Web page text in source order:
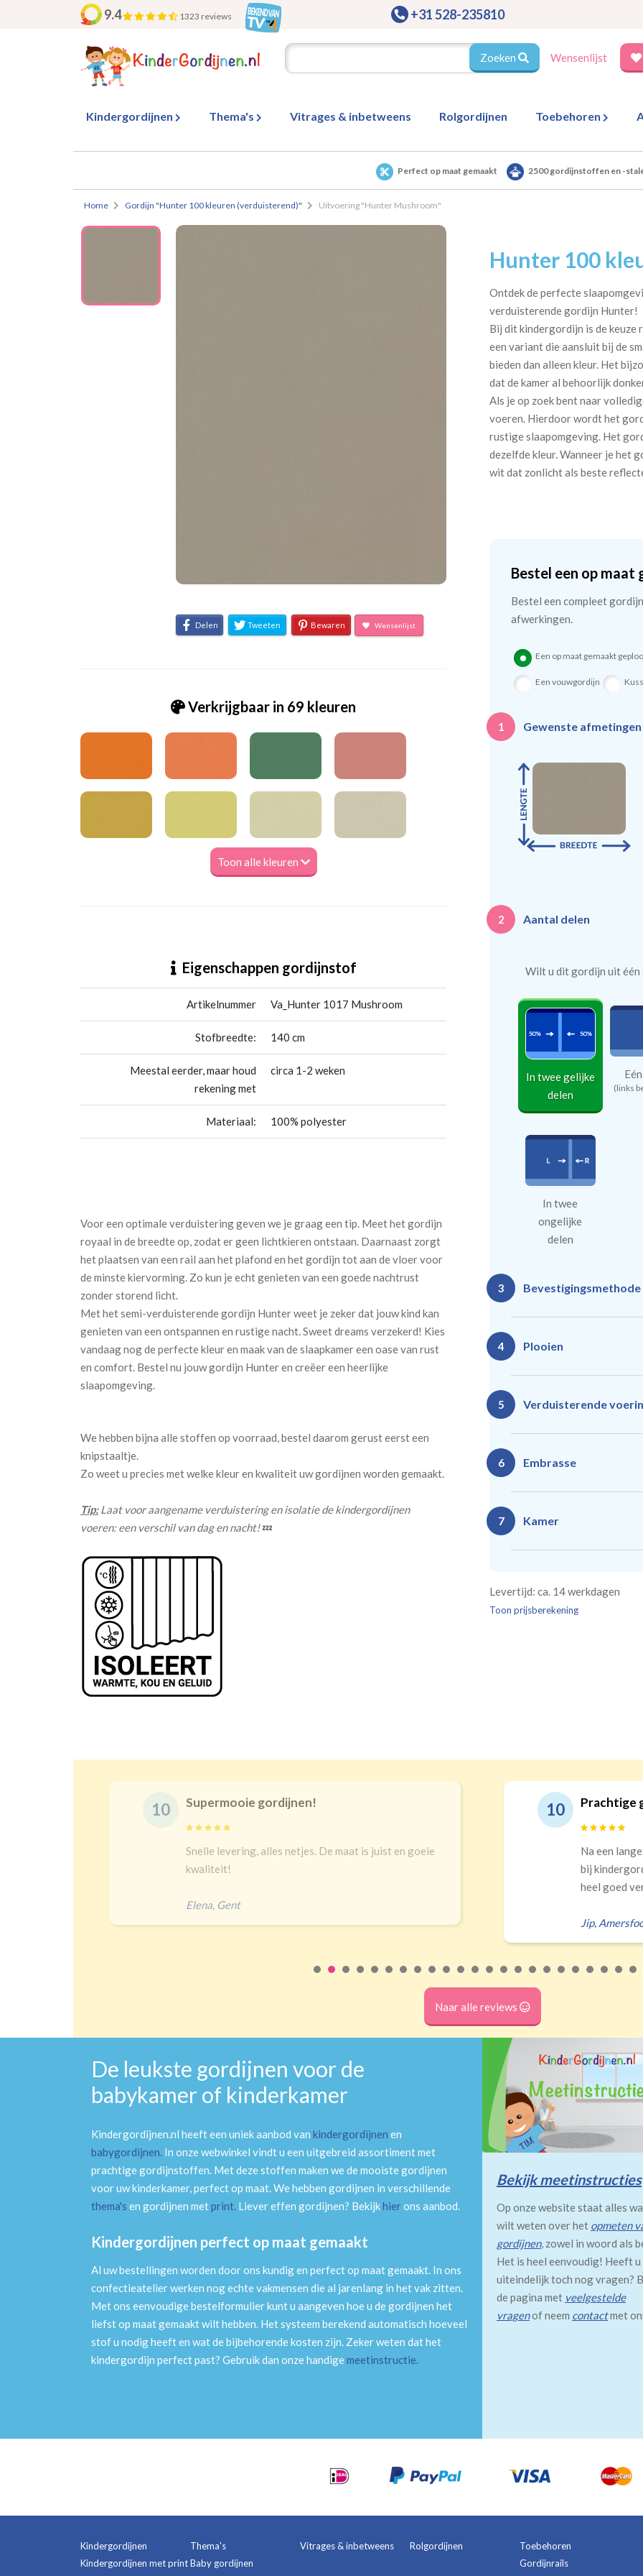
9.4 1323 reviews +31 528-235810
Zoeken Wensenlijst
Kindergordijnen Thema's Vitrages & inbetweens Rolgordijnen Toebehoren
Perfect op maat gemaakt 2500 gordijnstoffen en -
Home Gordijn "Hunter 100 kleuren (verduisterend)" Uitvoering "Hunter Mushroom"
Delen Tweeten Bewaren Wensenlijst
Verkrijgbaar in 69 kleuren
Toon alle kleuren
Eigenschappen gordijnstof
Artikelnummer Va_Hunter 1017 Mushroom
Stofbreedte: 140 cm
Meestal eerder, maar houd
rekening met
circa 1-2 weken
Materiaal: 100% polyester
Voor een optimale verduistering geven we je graag een tip. Meet het gordijn
royaal in de breedte op, zodat er geen lichtkieren ontstaan. Daarnaast zorgt
het plaatsen van een rail aan het plafond en het gordijn tot aan de vloer voor
de minste kiervorming. Zo kun je echt genieten van een goede nachtrust
zonder storend licht.
Met het semi-verduisterende gordijn Hunter weet je zeker dat jouw kind kan
genieten van een ontspannen en rustige nacht. Sweet dreams verzekerd! Kies
vandaag nog de perfecte kleur en maak van de slaapkamer een oase van rust
en comfort. Bestel nu jouw gordijn Hunter en creëer een heerlijke
slaapomgeving.
We hebben bijna alle stoffen op voorraad, bestel daarom gerust eerst een
knipstaaltje.
Zo weet u precies met welke kleur en kwaliteit uw gordijnen worden gemaakt.
Tip:Laat voor aangename verduistering en isolatie de kindergordijnen
voeren: een verschil van dag en nacht!💤
Hunter 100
Ontdek de perfecte
verduisterende gordijn Hunter!
Bij dit kindergordijn is de keuze
een variant die aansluit bij de
bieden dan alleen kleur. Het
dat de kamer al behoorlijk
Als je op zoek bent naar
voeren. Hierdoor wordt het
rustige slaapomgeving. Het
dezelfde kleur. Wanneer je het
wit dat zonlicht als beste
Bestel een op
Bestel een compleet
afwerkingen.
Een op maat gemaakt
Een vouwgordijn
1 Gewenste afmetingen
2 Aantal delen
Wilt u dit gordijn uit één
In twee gelijke
delen
(links
In twee
ongelijke
delen
3 Bevestigingsmethode
Rails
Rails
4 Plooien
Enkele plooi
5 Verduisterende
Gevoerde gordijnen
isoleert kou, warmte en
Geen extra
verduistering
6 Embrasse
Geen
7 Kamer
kamer is bestemd. Wij
verplicht, maar wel handig)
Levertijd: ca. 14 werkdagen
Toon prijsberekening
Supermooie gordijnen!
Snelle levering, alles netjes. De maat is juist en goeie
kwaliteit!
Gent
Prachtige
Na een lange
bij kindergordijnen.
heel goed
Amersfoort
Naar alle reviews
De leukste gordijnen voor de
babykamer of kinderkamer
Kindergordijnen.nl heeft een uniek aanbod van kindergordijnen en
babygordijnen. In onze webwinkel vindt u een uitgebreid assortiment met
prachtige gordijnstoffen. Met deze stoffen maken we de mooiste gordijnen
voor uw kinderkamer, perfect op maat. We hebben gordijnen in verschillende
thema's en gordijnen metprint. Liever effen gordijnen? Bekijkhierons aanbod.
Kindergordijnen perfect op maat gemaakt
Al uw bestellingen worden door ons kundig en perfect op maat gemaakt. In ons
confectieatelier werken nog echte vakmensen die al jarenlang in het vak zitten.
Met ons eenvoudige bestelformulier kunt u aangeven hoe u de gordijnen het
liefst op maat gemaakt wilt hebben. Het systeem berekend automatisch hoeveel
stof u nodig heeft en wat de bijbehorende kosten zijn. Zeker weten dat het
kindergordijn perfect past? Gebruik dan onze handigemeetinstructie.
Bekijk meetinstructies
Op onze website staat alles
wilt weten over het opmeten
gordijnen, zowel in woord als
Het is heel eenvoudig! Heeft u
uiteindelijk toch nog vragen?
de pagina met veelgestelde
vragenof neem contactmet
Kindergordijnen
Kindergordijnen met print
Thema's
Baby gordijnen
Vitrages & inbetweens Rolgordijnen
Toebehoren
Gordijnrails